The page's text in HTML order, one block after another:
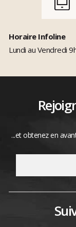
Horaire Infoline
Lundi au Vendredi
...et obtenez en